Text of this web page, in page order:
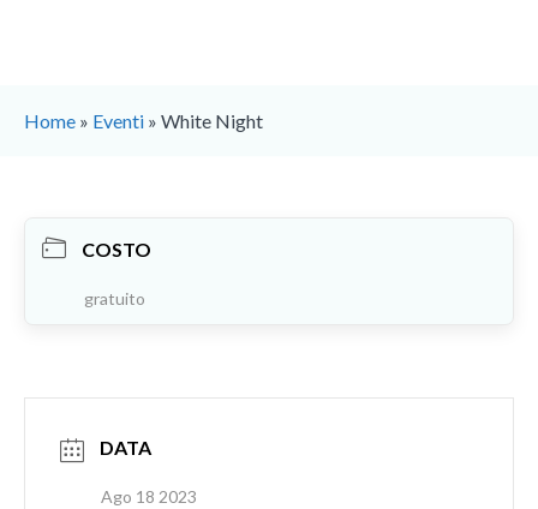
Home » Eventi » White Night
COSTO
gratuito
DATA
Ago 18 2023